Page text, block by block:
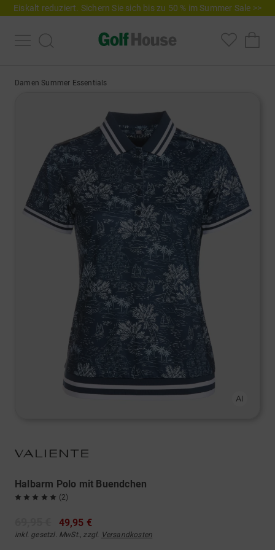
Eiskalt reduziert. Sichern Sie sich bis zu 50 % im Summer Sale >>
Damen Summer Essentials
Halbarm Polo mit Buendchen
(2)
49,95 €
inkl. gesetzl. MwSt., zzgl. Versandkosten